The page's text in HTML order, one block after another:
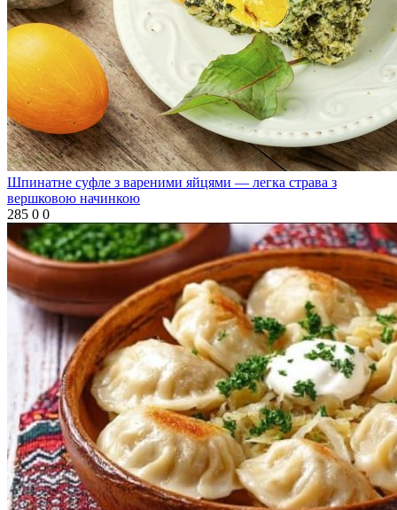
Шпинатне суфле з вареними яйцями — легка страва з
вершковою начинкою
285 0 0